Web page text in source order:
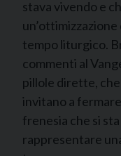
stava vivendo e
tempo liturgico.
commenti al
pillole dirette,
invitano a
frenesia che si
rappresentare